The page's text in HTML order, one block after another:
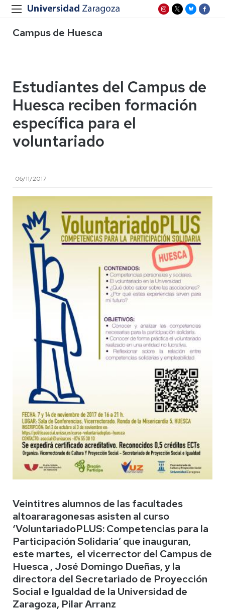
Campus de Huesca
Estudiantes del Campus de
Huesca reciben formación
específica para el
voluntariado
06/11/2017
Veintitres alumnos de las facultades
altoararagonesas asisten al curso
‘VoluntariadoPLUS: Competencias para la
Participación Solidaria’ que inauguran,
este martes, el vicerrector del Campus de
Huesca , José Domingo Dueñas, y la
directora del Secretariado de Proyección
Social e Igualdad de la Universidad de
Zaragoza, Pilar Arranz